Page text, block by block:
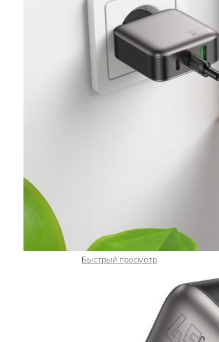
Быстрый просмотр